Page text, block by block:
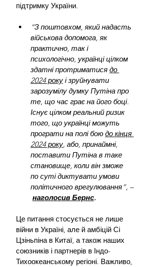
підтримку України.
“З поштовхом, який надасть
військова допомога, як
практично, так і
психологічно, українці цілком
здатні протриматися до
2024 року і зруйнувати
зарозумілу думку Путіна про
те, що час грає на його боці.
Існує цілком реальний ризик
того, що українці можуть
програти на полі бою до кінця
2024 року, або, принаймні,
поставити Путіна в таке
становище, коли він зможе
по суті диктувати умови
політичного врегулювання”, –
наголосив Бернс.
Це питання стосується не лише
війни в Україні, але й амбіцій Сі
Цзіньпіна в Китаї, а також наших
союзників і партнерів в Індо-
Тихоокеанському регіоні. Важливо,